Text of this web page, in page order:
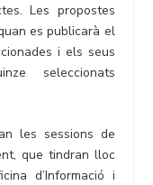
Les propostes
es publicarà el
i els seus
seleccionats
les sessions de
que tindran lloc
d’Informació i